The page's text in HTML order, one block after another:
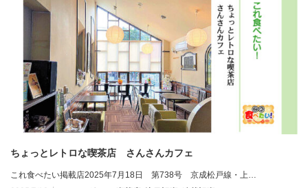
ちょっとレトロな喫茶店 さんさんカフェ
これ食べたい掲載店2025年7月18日 第738号 京成松戸線・上…